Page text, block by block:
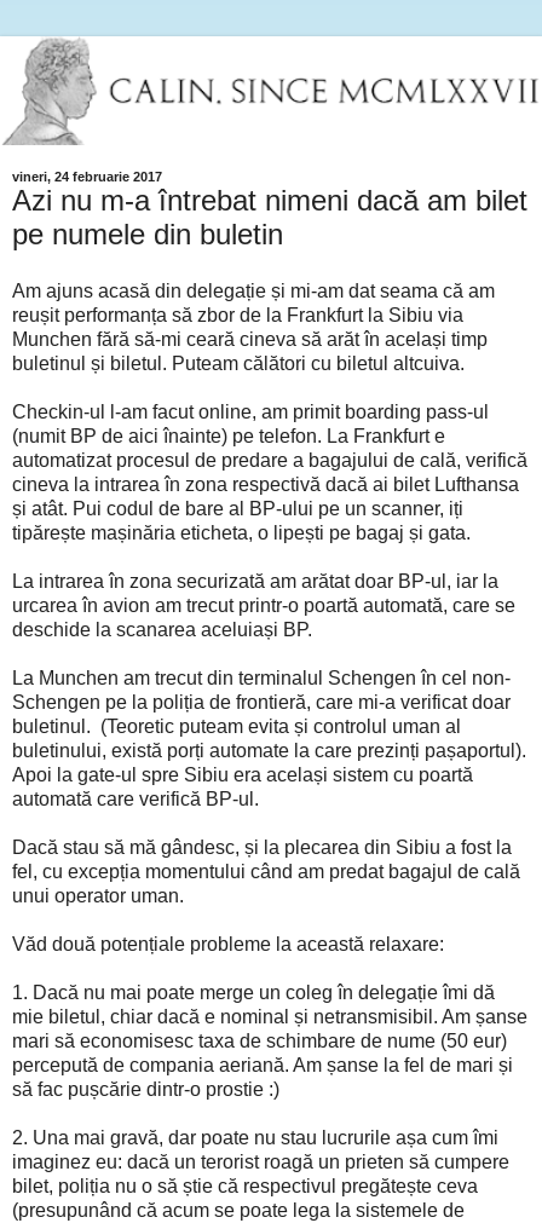
vineri, 24 februarie 2017
Azi nu m-a întrebat nimeni dacă am bilet
pe numele din buletin
Am ajuns acasă din delegație și mi-am dat seama că am
reușit performanța să zbor de la Frankfurt la Sibiu via
Munchen fără să-mi ceară cineva să arăt în același timp
buletinul și biletul. Puteam călători cu biletul altcuiva.
Checkin-ul l-am facut online, am primit boarding pass-ul
(numit BP de aici înainte) pe telefon. La Frankfurt e
automatizat procesul de predare a bagajului de cală, verifică
cineva la intrarea în zona respectivă dacă ai bilet Lufthansa
și atât. Pui codul de bare al BP-ului pe un scanner, iți
tipărește mașinăria eticheta, o lipești pe bagaj și gata.
La intrarea în zona securizată am arătat doar BP-ul, iar la
urcarea în avion am trecut printr-o poartă automată, care se
deschide la scanarea aceluiași BP.
La Munchen am trecut din terminalul Schengen în cel non-
Schengen pe la poliția de frontieră, care mi-a verificat doar
buletinul. (Teoretic puteam evita și controlul uman al
buletinului, există porți automate la care prezinți pașaportul).
Apoi la gate-ul spre Sibiu era același sistem cu poartă
automată care verifică BP-ul.
Dacă stau să mă gândesc, și la plecarea din Sibiu a fost la
fel, cu excepția momentului când am predat bagajul de cală
unui operator uman.
Văd două potențiale probleme la această relaxare:
1. Dacă nu mai poate merge un coleg în delegație îmi dă
mie biletul, chiar dacă e nominal și netransmisibil. Am șanse
mari să economisesc taxa de schimbare de nume (50 eur)
percepută de compania aeriană. Am șanse la fel de mari și
să fac pușcărie dintr-o prostie :)
2. Una mai gravă, dar poate nu stau lucrurile așa cum îmi
imaginez eu: dacă un terorist roagă un prieten să cumpere
bilet, poliția nu o să știe că respectivul pregătește ceva
(presupunând că acum se poate lega la sistemele de